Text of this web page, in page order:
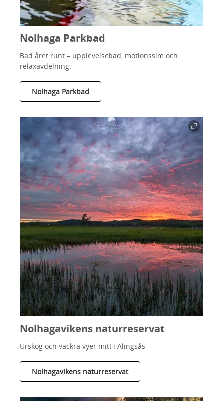
Nolhaga Parkbad
Bad året runt – upplevelsebad, motionssim och
relaxavdelning.
Nolhaga Parkbad
Nolhagavikens naturreservat
Urskog och vackra vyer mitt i Alingsås
Nolhagavikens naturreservat